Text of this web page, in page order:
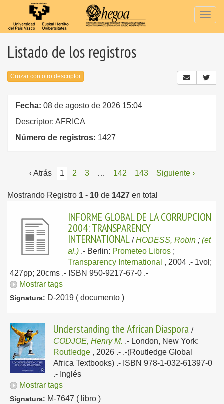
Listado de los registros
Cruzar con otro descriptor
Fecha: 08 de agosto de 2026 15:04
Descriptor: AFRICA
Número de registros: 1427
‹ Atrás 1 2 3 … 142 143 Siguiente ›
Mostrando Registro 1 - 10 de 1427 en total
INFORME GLOBAL DE LA CORRUPCION
2004: TRANSPARENCY
INTERNATIONAL /HODESS, Robin ; (et
al.) .- Berlin: Prometeo Libros ;
Transparency International , 2004 .- 1vol;
427pp; 20cms .- ISBN 950-9217-67-0 .-
Mostrar tags
Signatura: D-2019 ( documento )
Understanding the African Diaspora /
CODJOE, Henry M. .- London, New York:
Routledge , 2026 .- .-(Routledge Global
Africa Textbooks) .- ISBN 978-1-032-61397-0
.- Inglés
Mostrar tags
Signatura: M-7647 ( libro )